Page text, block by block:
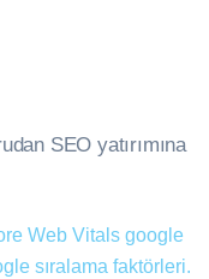
SEO yatırımına
Web Vitals google
sıralama faktörleri.